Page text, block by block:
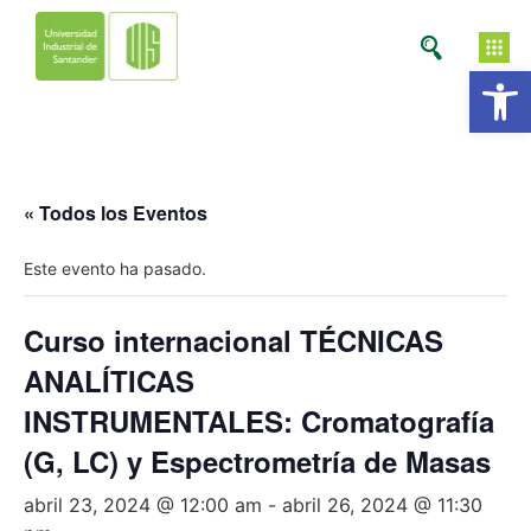
« Todos los Eventos
Este evento ha pasado.
Curso internacional TÉCNICAS
ANALÍTICAS
INSTRUMENTALES: Cromatografía
(G, LC) y Espectrometría de Masas
abril 23, 2024 @ 12:00 am - abril 26, 2024 @ 11:30